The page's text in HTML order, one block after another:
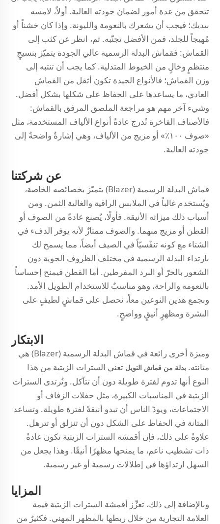
تتحقق من عدة أمور لضمان جودته العالية. أولاً، لامسه
بيديك؛ فيجب أن يشعرك بالنعومة والليونة. وإذا كان خشناً أو
مُهيجاً للجلد، فمن الأفضل تجنّبه. ثم، انظر عن كثب إلى
القماش: فقماش البدلة الرسمية عالي الجودة يتميّز بنسيجٍ
منتظمٍ وخالٍ من الخيوط المتدلية. كما يجب أن تنتبه إلى
وزن القماش؛ فالأنواع الجيدة تكون أثقل من القماش
العادي، ما يساعدها على الحفاظ على شكلها بشكل أفضل.
وشيء آخر مهم هو مراجعة الملصق المرفق بالقماش:
فالأصناف الفاخرة تُدرج عادةً أنواع الألياف المستخدمة، مثل
«صوف ١٠٠٪» أو مزيج من الألياف، وهي إشارةٌ واضحةٌ إلى
جودته العالية.
عن شركتنا
قماش البدلة الرسمية (Blazer) يتميّز بخصائصه الخاصة،
ويُستخدم غالباً في الملابس الراقية والغالية الثمن. ومن
أسباب ذلك ميزاته الأنيقة. فأولًا، يُصنع عادةً من الصوف أو
القطن أو مزيج منهما. والصوف ممتازٌ لأنه يوفر الدفء في
الشتاء مع كونه تنفّسيّاً في الصيف أيضاً، مما يسمح لك
بارتداء البدلة الرسمية في مختلف الظروف الجوية دون
الشعور بالحرّ أو البرد المفرطين. أما القطن فيمنح إحساساً
بالنعومة والراحة، وهو مناسبٌ للاستخدام الطويل الأمد.
وبجمع هذين النوعين معاً، نحصل على قماشٍ لطيفٍ على
البشرة ومظهرٍ أنيقٍ وواضحٍ.
الابتكار
وميزة أخرى رائعة في قماش البدلة الرسمية (Blazer) هي
متانته. بدلة من قماش التويل تعني السترات الزيتية من هذا
النوع أنها تدوم لفترة طويلة دون أن تتآكل. وتُرتدى السترات
الزيتية في المناسبات الكبيرة، مثل حفلات الزفاف أو
الاجتماعات، ويودّ الناس أن تبدو أنيقةً لفترة طويلة. وتساعد
المتانة في الحفاظ على الشكل دون أن تنزلق أو تترهل.
علاوةً على ذلك، فإن أقمشة السترات الزيتية تكون عادةً
ذات تشطيب ناعم، ما يمنحها مظهرًا أنيقًا. وهذا يجعل من
السهل ارتداؤها في إطلالات رسمية أو غير رسمية.
المزايا
وبالإضافة إلى ذلك، تعزِّز أقمشة السترات الزيتية قيمة
العلامة التجارية من خلال ربطها بالمظهر المهني. فكثيرٌ من